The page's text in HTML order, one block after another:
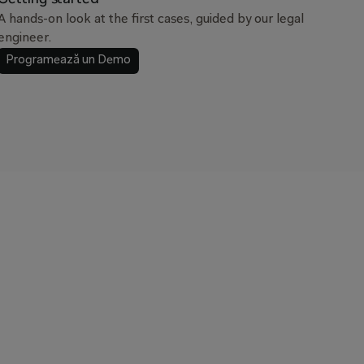
hands-on look at the first cases, guided by our legal
Programează un Demo